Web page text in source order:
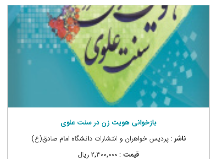
بازخوانی هویت زن در سنت علوی
ناشر : پردیس خواهران و انتشارات دانشگاه امام صادق(ع)
قیمت : ۲٬۳۰۰٬۰۰۰ ریال